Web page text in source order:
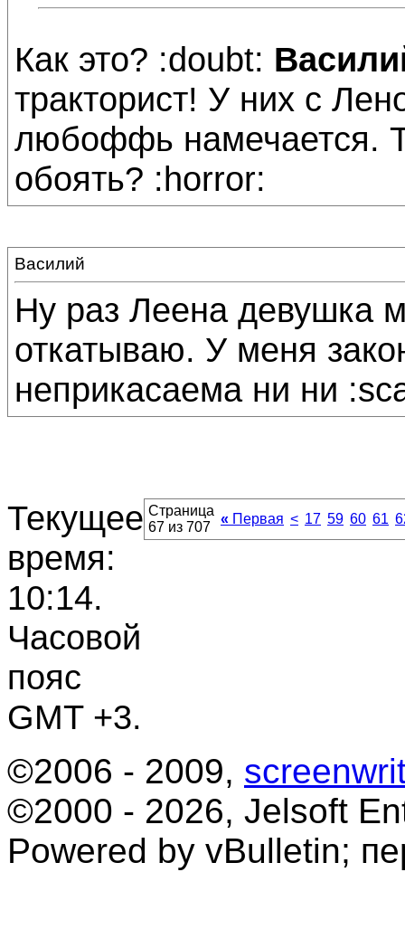
Как это? :doubt:
тракторист! У них с
любоффь намечается.
обоять? :horror:
Василий
Ну раз Леена девушка
откатываю. У меня
неприкасаема ни ни
Текущее
время:
10:14.
Часовой
пояс
GMT +3.
Страница
67 из 707
« Первая < 17 59 60 61
©2006 - 2009,
©2000 - 2026, Jelsoft
Powered by vBulletin;